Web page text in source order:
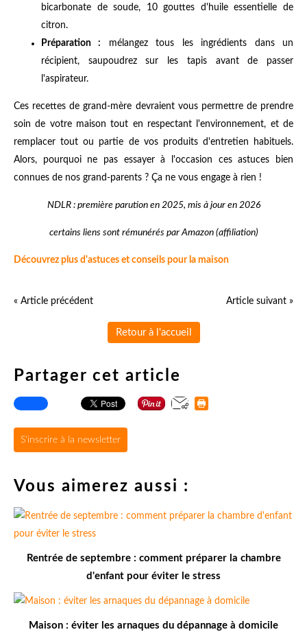
bicarbonate de soude, 10 gouttes d'huile essentielle de
citron.
Préparation :
mélangez tous les ingrédients dans un
récipient, saupoudrez sur les tapis avant de passer
l'aspirateur.
Ces recettes de grand-mère devraient vous permettre de prendre
soin de votre maison tout en respectant l'environnement, et de
remplacer tout ou partie de vos produits d'entretien habituels.
Alors, pourquoi ne pas essayer à l'occasion ces astuces bien
connues de nos grand-parents ? Ça ne vous engage à rien !
NDLR : première parution en 2025, mis à jour en 2026
certains liens sont rémunérés par Amazon (affiliation)
Découvrez plus d'astuces et conseils pour la maison
« Article précédent Article suivant »
Retour à l'accueil
Partager cet article
S'inscrire à la newsletter
Vous aimerez aussi :
Rentrée de septembre : comment préparer la chambre
d'enfant pour éviter le stress
Maison : éviter les arnaques du dépannage à domicile